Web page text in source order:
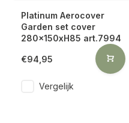
Platinum Aerocover
Garden set cover
280x150xH85 art.7994
€94,95
Vergelijk